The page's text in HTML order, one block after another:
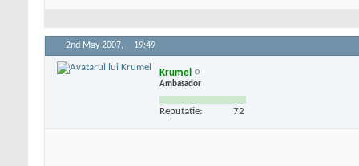
2nd May 2007, 19:49
Krumel
Ambasador
Reputatie: 72